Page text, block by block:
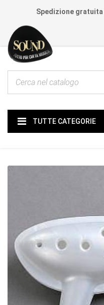
Spedizione gratuita
TUTTE CATEGORIE